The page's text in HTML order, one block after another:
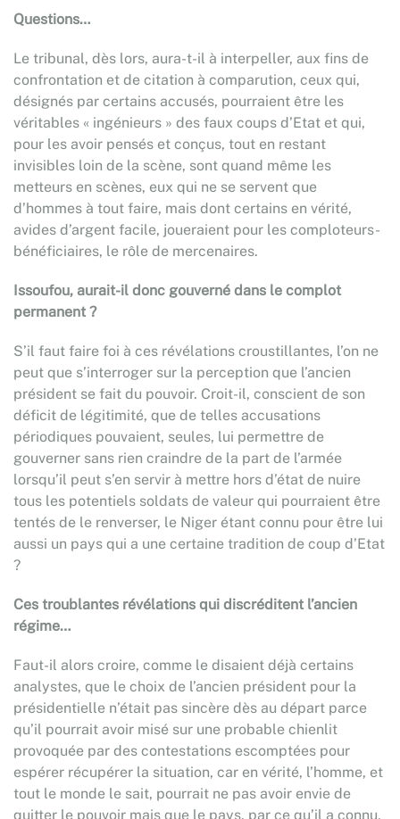
Questions…
Le tribunal, dès lors, aura-t-il à interpeller, aux fins de
confrontation et de citation à comparution, ceux qui,
désignés par certains accusés, pourraient être les
véritables « ingénieurs » des faux coups d’Etat et qui,
pour les avoir pensés et conçus, tout en restant
invisibles loin de la scène, sont quand même les
metteurs en scènes, eux qui ne se servent que
d’hommes à tout faire, mais dont certains en vérité,
avides d’argent facile, joueraient pour les comploteurs-
bénéficiaires, le rôle de mercenaires.
Issoufou, aurait-il donc gouverné dans le complot
permanent ?
S’il faut faire foi à ces révélations croustillantes, l’on ne
peut que s’interroger sur la perception que l’ancien
président se fait du pouvoir. Croit-il, conscient de son
déficit de légitimité, que de telles accusations
périodiques pouvaient, seules, lui permettre de
gouverner sans rien craindre de la part de l’armée
lorsqu’il peut s’en servir à mettre hors d’état de nuire
tous les potentiels soldats de valeur qui pourraient être
tentés de le renverser, le Niger étant connu pour être lui
aussi un pays qui a une certaine tradition de coup d’Etat
?
Ces troublantes révélations qui discréditent l’ancien
régime…
Faut-il alors croire, comme le disaient déjà certains
analystes, que le choix de l’ancien président pour la
présidentielle n’était pas sincère dès au départ parce
qu’il pourrait avoir misé sur une probable chienlit
provoquée par des contestations escomptées pour
espérer récupérer la situation, car en vérité, l’homme, et
tout le monde le sait, pourrait ne pas avoir envie de
quitter le pouvoir mais que le pays, par ce qu’il a connu,